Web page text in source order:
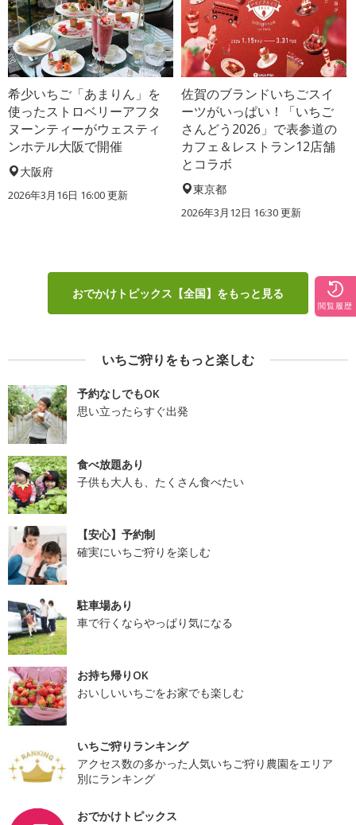
希少いちご「あまりん」を
使ったストロベリーアフタ
ヌーンティーがウェスティ
ンホテル大阪で開催
大阪府
2026年3月16日 16:00 更新
佐賀のブランドいちごスイ
ーツがいっぱい！「いちご
さんどう2026」で表参道の
カフェ＆レストラン12店舗
とコラボ
東京都
2026年3月12日 16:30 更新
おでかけトピックス【全国】をもっと見る
いちご狩りをもっと楽しむ
予約なしでもOK
思い立ったらすぐ出発
食べ放題あり
子供も大人も、たくさん食べたい
【安心】予約制
確実にいちご狩りを楽しむ
駐車場あり
車で行くならやっぱり気になる
お持ち帰りOK
おいしいいちごをお家でも楽しむ
いちご狩りランキング
アクセス数の多かった人気いちご狩り農園をエリア
別にランキング
おでかけトピックス
閲覧履歴